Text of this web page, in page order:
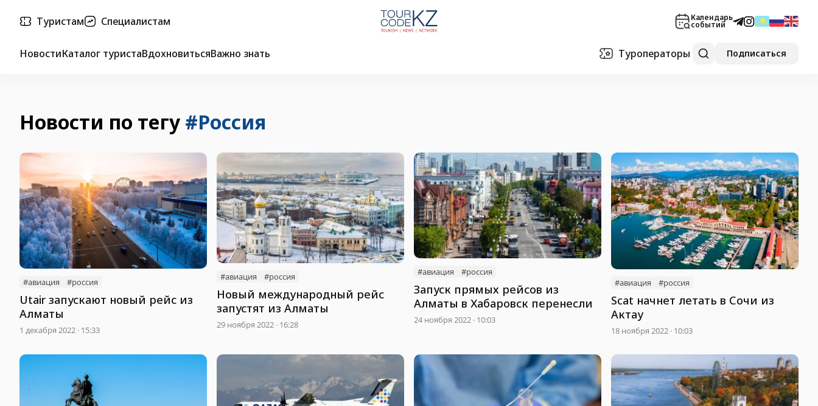
Туристам Специалистам Календарь
событий
НовостиКаталог туристаВдохновитьсяВажно знать Туроператоры Подписаться
Новости по тегу #Россия
#авиация #россия
Utair запускают новый рейс из
Алматы
1 декабря 2022 · 15:33
#авиация #россия
Новый международный рейс
запустят из Алматы
29 ноября 2022 · 16:28
#авиация #россия
Запуск прямых рейсов из
Алматы в Хабаровск перенесли
24 ноября 2022 · 10:03
#авиация #россия
Scat начнет летать в Сочи из
Актау
18 ноября 2022 · 10:03